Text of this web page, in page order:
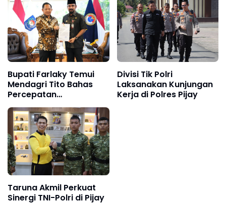
Bupati Farlaky Temui
Mendagri Tito Bahas
Percepatan
Penanganan
Pascabanjir
Divisi Tik Polri
Laksanakan Kunjungan
Kerja di Polres Pijay
Taruna Akmil Perkuat
Sinergi TNI-Polri di Pijay